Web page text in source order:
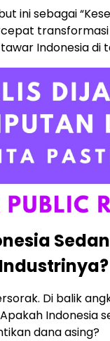
ini sebagai
Indonesia di
Di balik
Indonesia
dana asing?